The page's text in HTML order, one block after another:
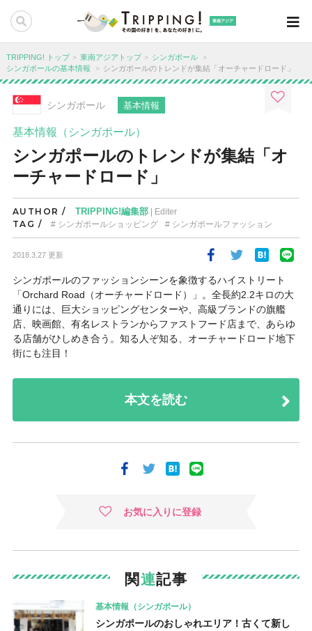
東南アジア
TRIPPING! トップ 東南アジアトップ
シンガポール
シンガポールの基本情報
シンガポールのトレンドが集結「オーチャードロード」
シンガポール 基本情報
基本情報（シンガポール）
シンガポールのトレンドが集結「オ
ーチャードロード」
AUTHOR / TRIPPING!編集部| Editer
TAG / シンガポールショッピング シンガポールファッション
2018.3.27 更新
シンガポールのファッションシーンを象徴するハイストリート
「Orchard Road（オーチャードロード）
」。全長約2.2キロの大
通りには、巨大ショッピングセンターや、高級ブランドの旗艦
店、映画館、有名レストランからファストフード店まで、あらゆ
る店舗がひしめき合う。知る人ぞ知る、オーチャードロード地下
街にも注目！
本文を読む
お気に入りに登録
関連記事
基本情報（シンガポール）
シンガポールのおしゃれエリア！古くて新し